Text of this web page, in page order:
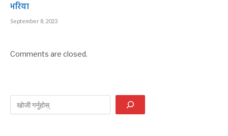
भरिया
September 8, 2023
Comments are closed.